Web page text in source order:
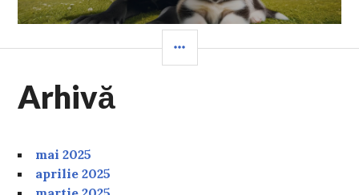
Arhivă
mai 2025
aprilie 2025